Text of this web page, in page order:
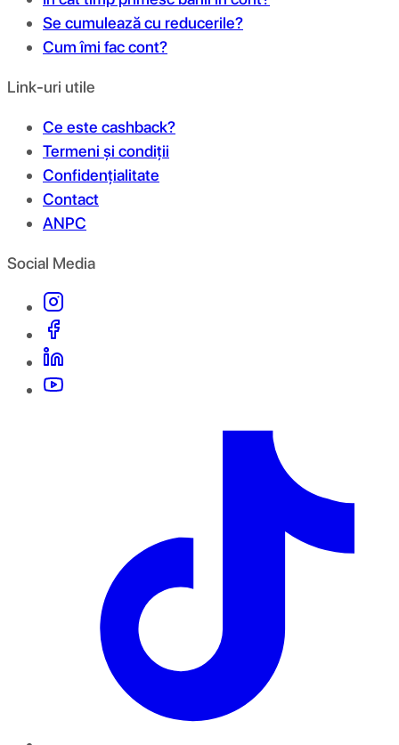
Se cumulează cu reducerile?
Cum îmi fac cont?
Link-uri utile
Ce este cashback?
Termeni și condiții
Confidențialitate
Contact
ANPC
Social Media